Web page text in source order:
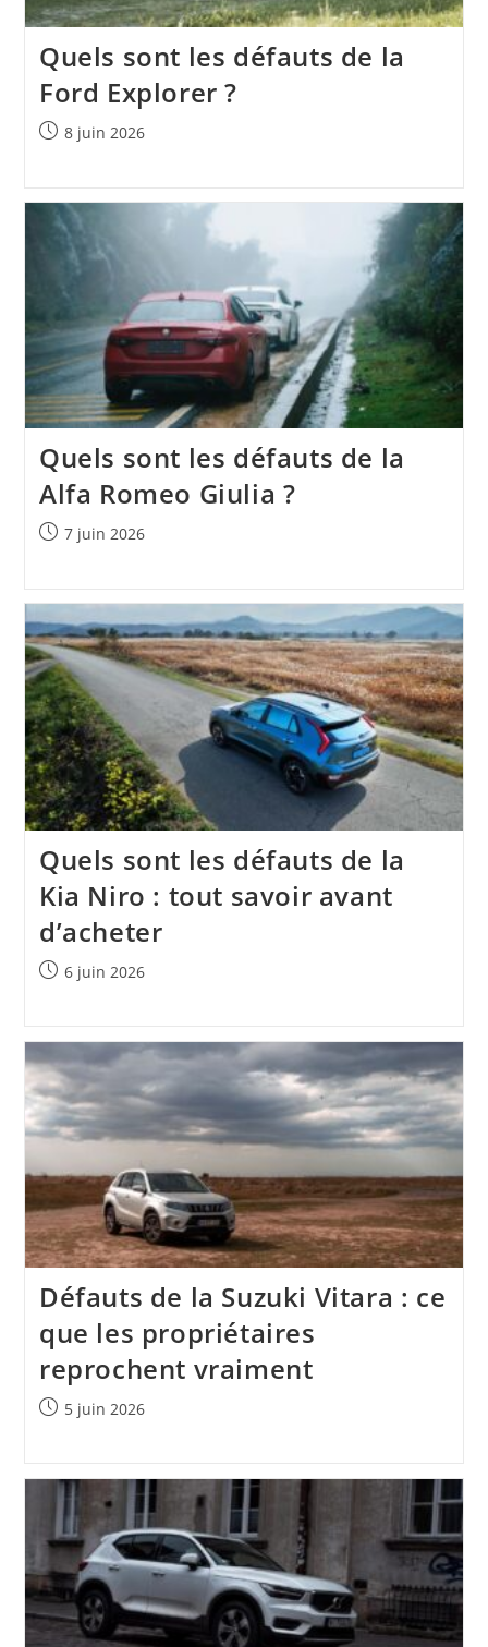
Quels sont les défauts de la
Ford Explorer ?
Publication
8 juin 2026
Quels sont les défauts de la
Alfa Romeo Giulia ?
Publication
7 juin 2026
Quels sont les défauts de la
Kia Niro : tout savoir avant
d’acheter
Publication
6 juin 2026
Défauts de la Suzuki Vitara : ce
que les propriétaires
reprochent vraiment
Publication
5 juin 2026